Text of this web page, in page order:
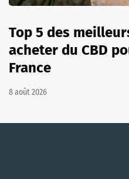
Top 5 des
acheter du CBD
France
8 août 2026